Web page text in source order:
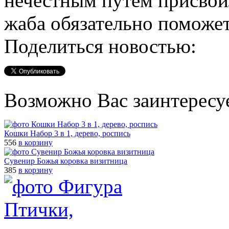
жаба обязательно
Поделиться новостью:
Возможно Вас
Кошки Набор 3 в 1, дерево, роспись
556 в корзину
Сувенир Божья коровка визитница
385 в корзину